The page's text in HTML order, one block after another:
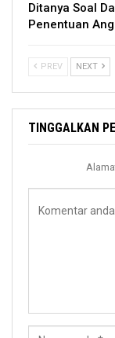
Ditanya Soal
Penentuan
PREV NEXT
TINGGALKAN